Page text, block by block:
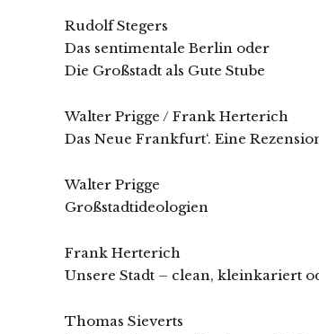
Rudolf Stegers
Das sentimentale Berlin oder
Die Großstadt als Gute Stube
Walter Prigge / Frank Herterich
Das Neue Frankfurt‘. Eine
Walter Prigge
Großstadtideologien
Frank Herterich
Unsere Stadt – clean, kleinkariert
Thomas Sieverts